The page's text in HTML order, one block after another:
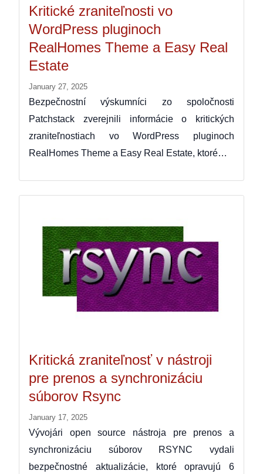
Kritické zraniteľnosti vo
WordPress pluginoch
RealHomes Theme a Easy Real
Estate
January 27, 2025
Bezpečnostní výskumníci zo spoločnosti
Patchstack zverejnili informácie o kritických
zraniteľnostiach vo WordPress pluginoch
RealHomes Theme a Easy Real Estate, ktoré…
Kritická zraniteľnosť v nástroji
pre prenos a synchronizáciu
súborov Rsync
January 17, 2025
Vývojári open source nástroja pre prenos a
synchronizáciu súborov RSYNC vydali
bezpečnostné aktualizácie, ktoré opravujú 6